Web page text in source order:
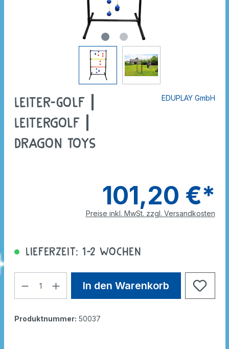
Leiter-Golf |
Leitergolf |
Dragon Toys
EDUPLAY GmbH
101,20 €*
Preise inkl. MwSt. zzgl. Versandkosten
Lieferzeit: 1-2 Wochen
In den Warenkorb
Produktnummer: 50037